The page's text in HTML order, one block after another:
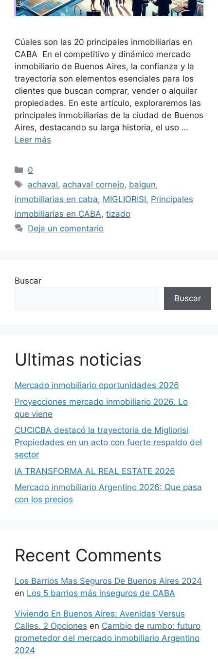
Cúales son las 20 principales inmobiliarias en
CABA En el competitivo y dinámico mercado
inmobiliario de Buenos Aires, la confianza y la
trayectoria son elementos esenciales para los
clientes que buscan comprar, vender o alquilar
propiedades. En este artículo, exploraremos las
principales inmobiliarias de la ciudad de Buenos
Aires, destacando su larga historia, el uso …
Leer más
Categorías
0
Etiquetas
achaval, achaval cornejo, baigun,
inmobiliarias en caba, MIGLIORISI, Principales
inmobiliarias en CABA, tizado
Deja un comentario
Buscar
Buscar
Ultimas noticias
Mercado inmobiliario oportunidades 2026
Proyecciones mercado inmobiliario 2026. Lo
que viene
CUCICBA destacó la trayectoria de Migliorisi
Propiedades en un acto con fuerte respaldo del
sector
IA TRANSFORMA AL REAL ESTATE 2026
Mercado inmobiliario Argentino 2026: Que pasa
con los precios
Recent Comments
Los Barrios Mas Seguros De Buenos Aires 2024
en Los 5 barrios más inseguros de CABA
Viviendo En Buenos Aires: Avenidas Versus
Calles. 2 Opciones en Cambio de rumbo: futuro
prometedor del mercado inmobiliario Argentino
2024